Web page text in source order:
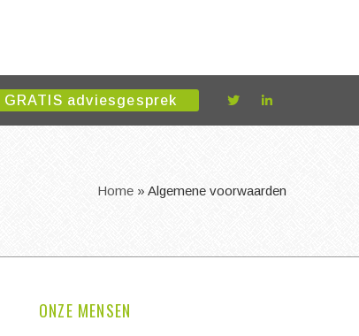
GRATIS adviesgesprek
Home » Algemene voorwaarden
ONZE MENSEN